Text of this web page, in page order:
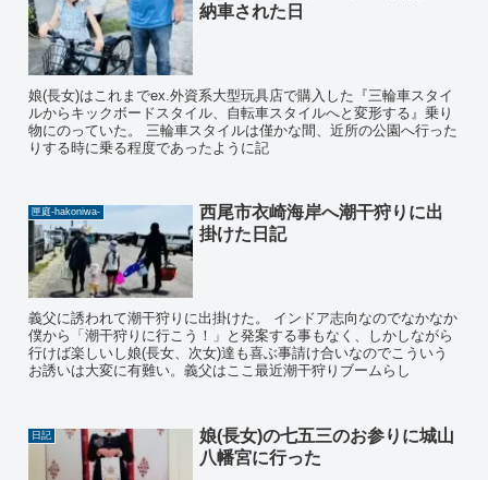
納車された日
娘(長女)はこれまでex.外資系大型玩具店で購入した『三輪車スタイ
ルからキックボードスタイル、自転車スタイルへと変形する』乗り
物にのっていた。 三輪車スタイルは僅かな間、近所の公園へ行った
りする時に乗る程度であったように記
匣庭-hakoniwa-
西尾市衣崎海岸へ潮干狩りに出
掛けた日記
義父に誘われて潮干狩りに出掛けた。 インドア志向なのでなかなか
僕から「潮干狩りに行こう！」と発案する事もなく、しかしながら
行けば楽しいし娘(長女、次女)達も喜ぶ事請け合いなのでこういう
お誘いは大変に有難い。義父はここ最近潮干狩りブームらし
日記
娘(長女)の七五三のお参りに城山
八幡宮に行った